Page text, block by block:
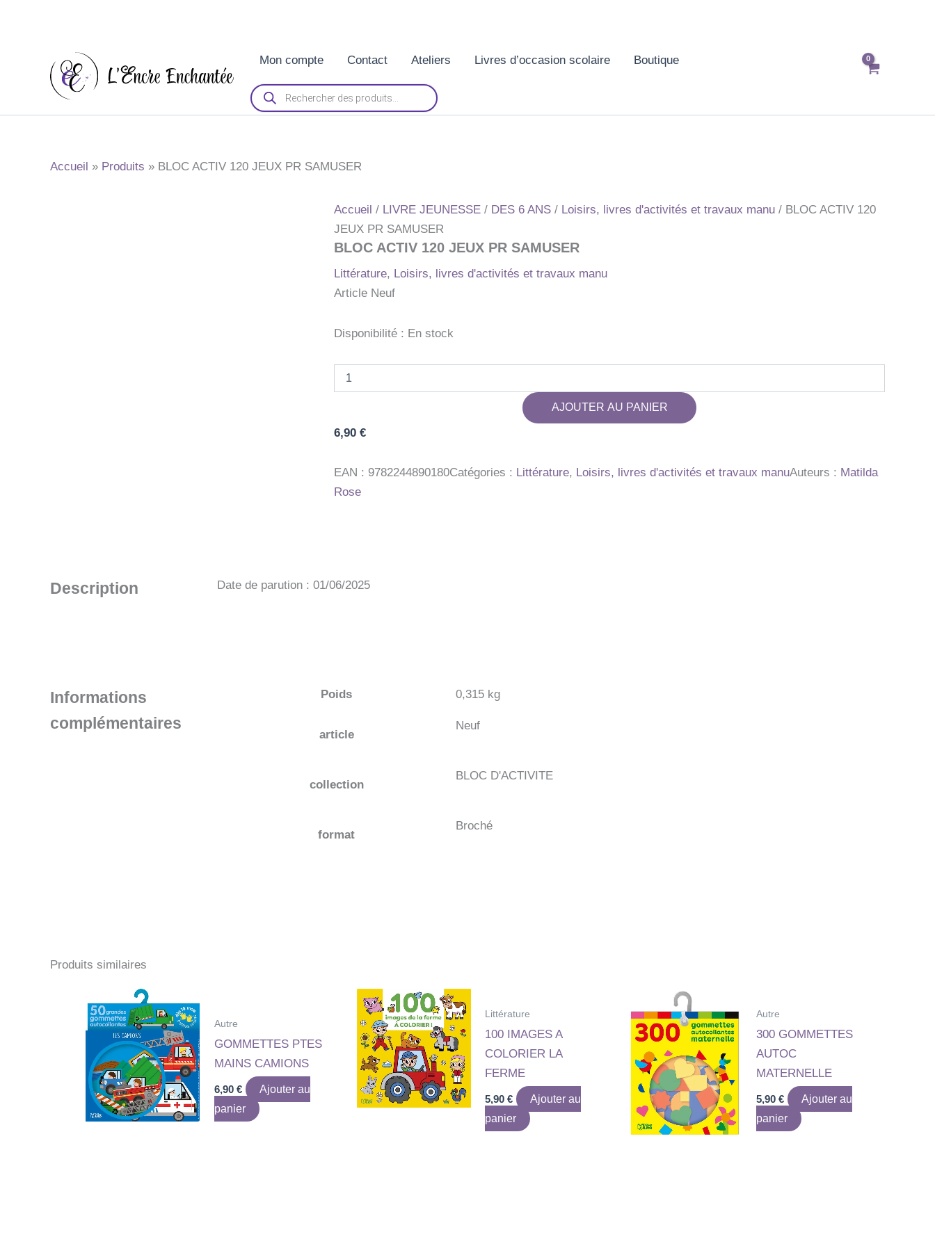
Mon compte Contact Ateliers Livres d’occasion scolaire Boutique
Recherche
de
produits
Accueil Produits BLOC ACTIV 120 JEUX PR SAMUSER
Accueil / LIVRE JEUNESSE / DES 6 ANS / Loisirs, livres d'activités et travaux manu / BLOC ACTIV 120
JEUX PR SAMUSER
BLOC ACTIV 120 JEUX PR SAMUSER
Littérature, Loisirs, livres d'activités et travaux manu
Article Neuf
Disponibilité : En stock
120
JEUX
SAMUSER
AJOUTER AU PANIER
6,90 €
EAN : 9782244890180Catégories : Littérature, Loisirs, livres d'activités et travaux manuAuteurs : Matilda
Rose
Description Date de parution : 01/06/2025
Informations
complémentaires
Poids 0,315 kg
article
Neuf
collection
BLOC D'ACTIVITE
format
Broché
Produits similaires
Autre
GOMMETTES PTES
MAINS CAMIONS
6,90 €
Ajouter au
panier
Littérature
100 IMAGES A
COLORIER LA
FERME
5,90€
Ajouter au
panier
Autre
300 GOMMETTES
AUTOC
MATERNELLE
5,90€
Ajouter au
panier